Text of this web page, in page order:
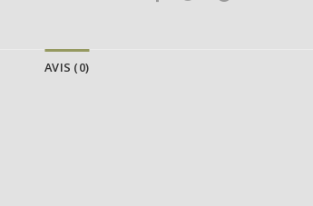
AVIS (0)